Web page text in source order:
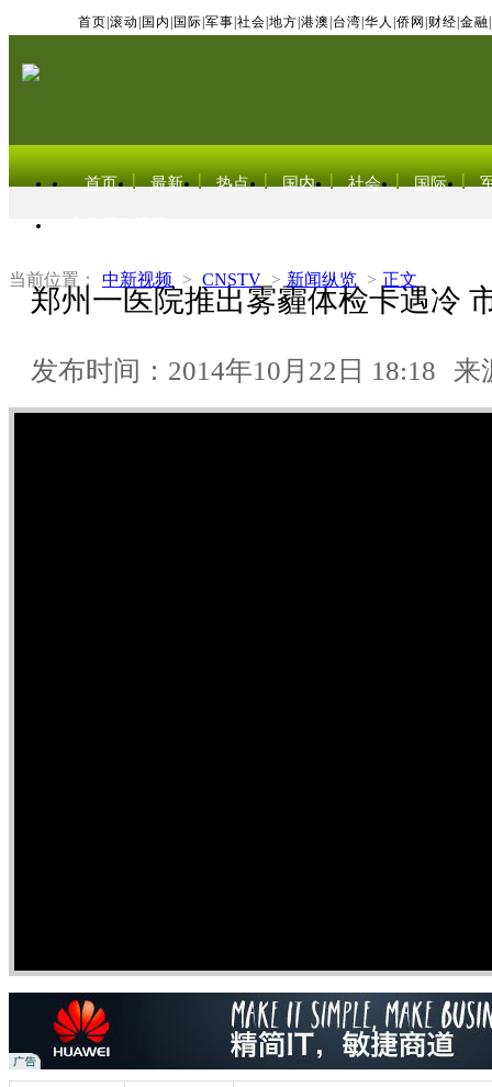
首页 滚动 国内 国际 军事 社会 地方 港澳 台湾 华人 侨网 财经 金融
首页 最新 热点 国内 社会 国际
当前位置： 中新视频 > CNSTV > 新闻纵览 > 正文
郑州一医院推出雾霾体检卡遇冷
发布时间：2014年10月22日 18:18 来